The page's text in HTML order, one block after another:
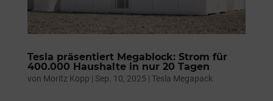
Tesla präsentiert Megablock: Strom für
400.000 Haushalte in nur 20 Tagen
von Moritz Kopp | Sep. 10, 2025 | Tesla Megapack